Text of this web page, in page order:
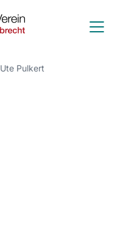
Deutscher
Anwalt
Verein
Ute Pulkert